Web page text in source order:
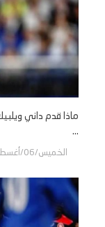
ماذا قدم داني
...
الخميس/06/أغسطس/2026 - 02:53 م